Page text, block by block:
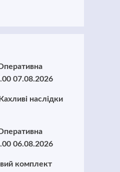
07.08.2026
наслідки
06.08.2026
комплект